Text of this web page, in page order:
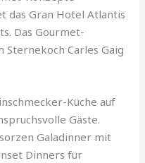
das Gran Hotel Atlantis
Das Gourmet-
Sternekoch Carles Gaig
Küche auf
Gäste.
Galadinner mit
Dinners für